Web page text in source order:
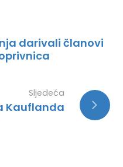
darivali članovi
Sljedeća
Kauflanda